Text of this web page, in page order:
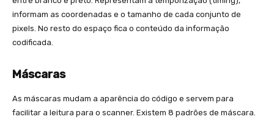
informam as coordenadas e o tamanho de cada conjunto de
pixels. No resto do espaço fica o conteúdo da informação
codificada.
Máscaras
As máscaras mudam a aparência do código e servem para
facilitar a leitura para o scanner. Existem 8 padrões de máscara.